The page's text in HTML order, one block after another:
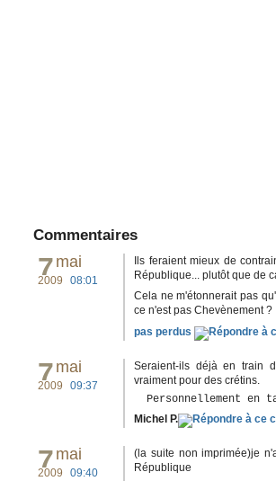
Commentaires
7mai
2009 08:01
Ils feraient mieux de
République... plutôt que de
Cela ne m'étonnerait pas
ce n'est pas Chevènement ?
pas perdus
7mai
2009 09:37
Seraient-ils déjà en train
vraiment pour des crétins.
Personnellement en
Michel P.
7mai
2009 09:40
(la suite non imprimée)je
République